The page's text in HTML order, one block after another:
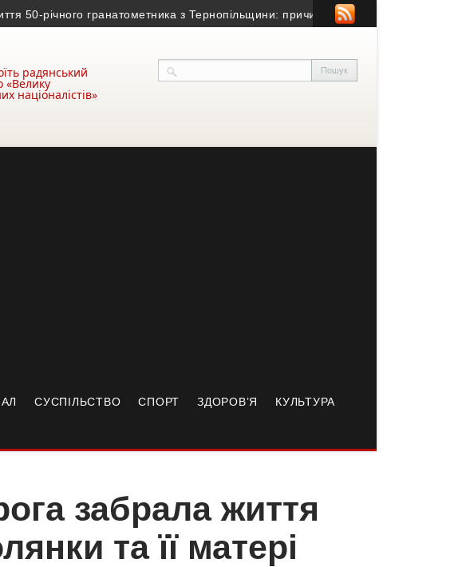
річного гранатометника з Тернопільщини: причина смерті – гостра серцево-
радянський
«Велику
націоналістів»
СУСПІЛЬСТВО СПОРТ ЗДОРОВ’Я КУЛЬТУРА
забрала життя
та її матері